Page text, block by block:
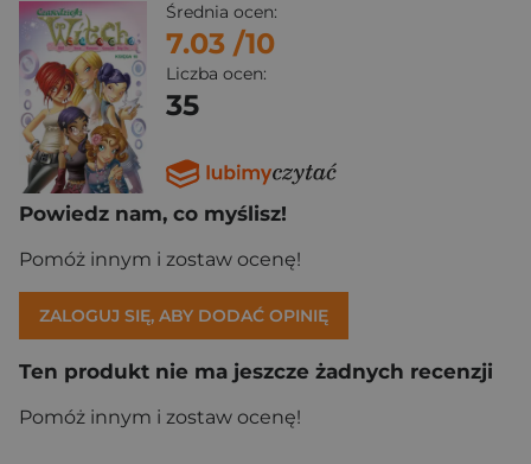
Średnia ocen:
7.03 /10
Liczba ocen:
35
Powiedz nam, co myślisz!
Pomóż innym i zostaw ocenę!
ZALOGUJ SIĘ, ABY DODAĆ OPINIĘ
Ten produkt nie ma jeszcze żadnych recenzji
Pomóż innym i zostaw ocenę!